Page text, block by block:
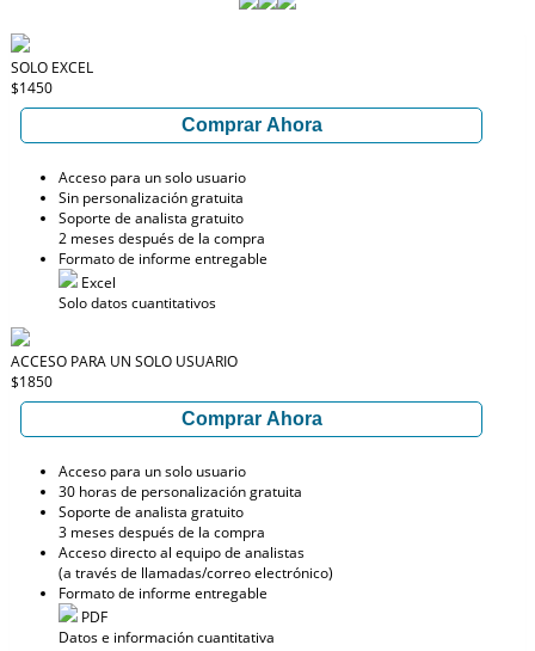
SOLO EXCEL
$1450
Comprar Ahora
Acceso para un solo usuario
Sin personalización gratuita
Soporte de analista gratuito
2 meses después de la compra
Formato de informe entregable
Excel
Solo datos cuantitativos
ACCESO PARA UN SOLO USUARIO
$1850
Comprar Ahora
Acceso para un solo usuario
30 horas de personalización gratuita
Soporte de analista gratuito
3 meses después de la compra
Acceso directo al equipo de analistas
(a través de llamadas/correo electrónico)
Formato de informe entregable
PDF
Datos e información cuantitativa